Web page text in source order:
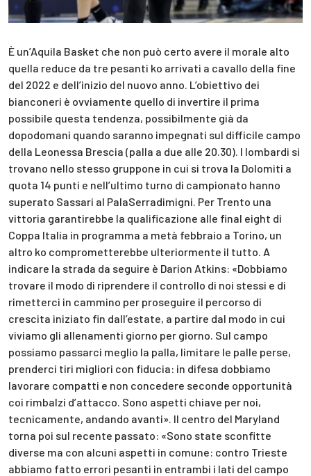
È un’Aquila Basket che non può certo avere il morale alto
quella reduce da tre pesanti ko arrivati a cavallo della fine
del 2022 e dell’inizio del nuovo anno. L’obiettivo dei
bianconeri è ovviamente quello di invertire il prima
possibile questa tendenza, possibilmente già da
dopodomani quando saranno impegnati sul difficile campo
della Leonessa Brescia (palla a due alle 20.30). I lombardi si
trovano nello stesso gruppone in cui si trova la Dolomiti a
quota 14 punti e nell’ultimo turno di campionato hanno
superato Sassari al PalaSerradimigni. Per Trento una
vittoria garantirebbe la qualificazione alle final eight di
Coppa Italia in programma a metà febbraio a Torino, un
altro ko comprometterebbe ulteriormente il tutto. A
indicare la strada da seguire è Darion Atkins: «Dobbiamo
trovare il modo di riprendere il controllo di noi stessi e di
rimetterci in cammino per proseguire il percorso di
crescita iniziato fin dall’estate, a partire dal modo in cui
viviamo gli allenamenti giorno per giorno. Sul campo
possiamo passarci meglio la palla, limitare le palle perse,
prenderci tiri migliori con fiducia: in difesa dobbiamo
lavorare compatti e non concedere seconde opportunità
coi rimbalzi d’attacco. Sono aspetti chiave per noi,
tecnicamente, andando avanti». Il centro del Maryland
torna poi sul recente passato: «Sono state sconfitte
diverse ma con alcuni aspetti in comune: contro Trieste
abbiamo fatto errori pesanti in entrambi i lati del campo